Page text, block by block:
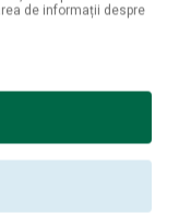
de informații despre